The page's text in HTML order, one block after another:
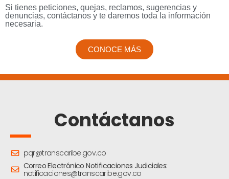
Si tienes peticiones, quejas, reclamos, sugerencias y
denuncias, contáctanos y te daremos toda la información
necesaria.
CONOCE MÁS
Contáctanos
pqr@transcaribe.gov.co
Correo Electrónico Notificaciones Judiciales:
notificaciones@transcaribe.gov.co